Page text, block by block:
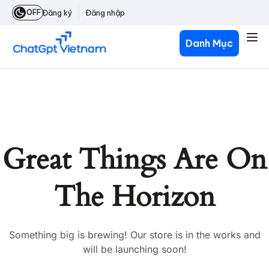
OFFĐăng ký Đăng nhập
Danh Mục
Great Things Are On
The Horizon
Something big is brewing! Our store is in the works and
will be launching soon!